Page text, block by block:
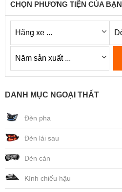
CHỌN PHƯƠNG TIỆN CỦA BẠN
DANH MỤC NGOẠI THẤT
Đèn pha
Đèn lái sau
Đèn cản
Kính chiếu hậu